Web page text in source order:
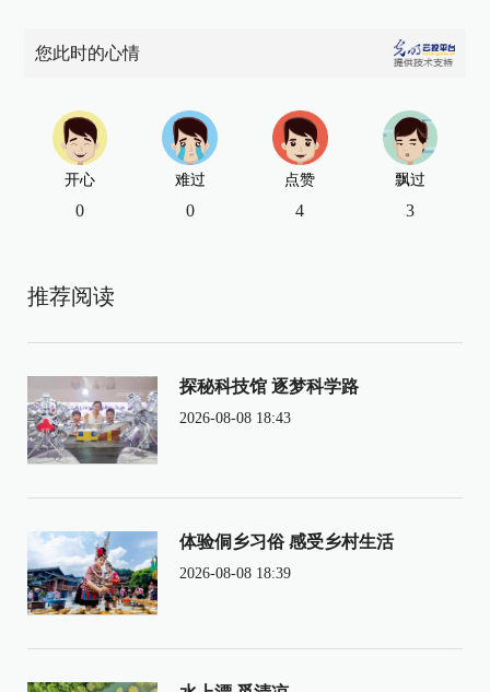
您此时的心情
开心
0
难过
0
点赞
4
飘过
3
推荐阅读
探秘科技馆 逐梦科学路
2026-08-08 18:43
体验侗乡习俗 感受乡村生活
2026-08-08 18:39